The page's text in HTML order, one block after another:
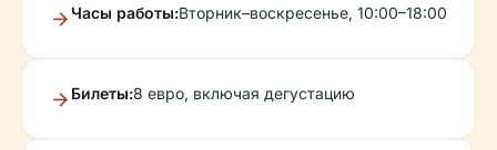
Часы работы:Вторник–воскресенье, 10:00–18:00
Билеты:8 евро, включая дегустацию